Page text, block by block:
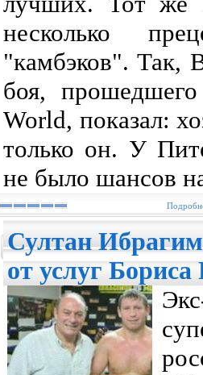
несколько
"камбэков". Так,
боя,
World, показал:
только он. У
не было шансов
Султан
от услуг Бориса